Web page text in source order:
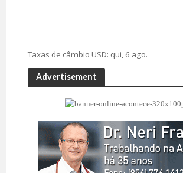
Taxas de câmbio USD: qui, 6 ago.
Advertisement